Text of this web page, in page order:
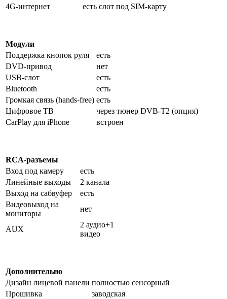
4G-интернет
есть слот под SIM-карту
Модули
Поддержка кнопок руля
есть
DVD-привод
нет
USB-слот
есть
Bluetooth
есть
Громкая связь (hands-free) есть
Цифровое ТВ
через тюнер DVB-T2 (опция)
CarPlay для iPhone
встроен
RCA-разъемы
Вход под камеру
есть
Линейные выходы
2 канала
Выход на сабвуфер
есть
Видеовыход на
мониторы
нет
AUX
2 аудио+1
видео
Дополнительно
Дизайн лицевой панели полностью сенсорный
Прошивка
заводская